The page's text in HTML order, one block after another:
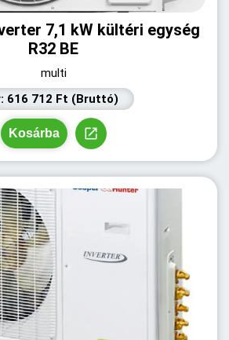
7,1 kW kültéri egység
R32 BE
multi
616 712 Ft (Bruttó)
Kosárba